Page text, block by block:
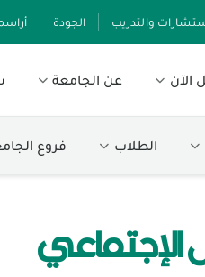
والتدريب الجودة
عن الجامعة
الطلاب فروع
الإجتماعي